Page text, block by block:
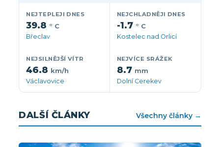
NEJTEPLEJI DNES
39.8 ° C
Břeclav
NEJCHLADNĚJI DNES
-1.7 ° C
Kostelec nad Orlicí
NEJSILNĚJŠÍ VÍTR
46.8 km/h
Václavovice
NEJVÍCE SRÁŽEK
8.7 mm
Dolní Cerekev
DALŠÍ ČLÁNKY Všechny články →